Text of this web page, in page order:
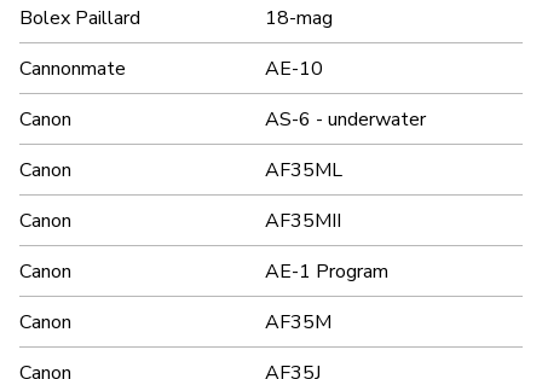
Bolex Paillard
18-mag
Cannonmate
AE-10
Canon
AS-6 - underwater
Canon
AF35ML
Canon
AF35MII
Canon
AE-1 Program
Canon
AF35M
Canon
AF35J